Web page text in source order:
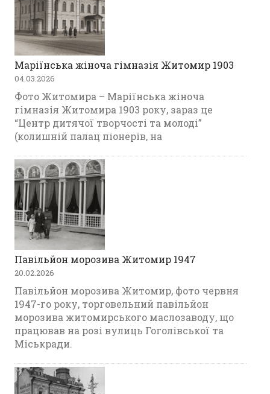
Маріїнська жіноча гімназія Житомир 1903
04.03.2026
Фото Житомира – Маріїнська жіноча
гімназія Житомира 1903 року, зараз це
“Центр дитячої творчості та молоді”
(колишній палац піонерів, на
Павільйон морозива Житомир 1947
20.02.2026
Павільйон морозива Житомир, фото червня
1947-го року, торговельний павільйон
морозива житомирського маслозаводу, що
працював на розі вулиць Гоголівської та
Міськради.